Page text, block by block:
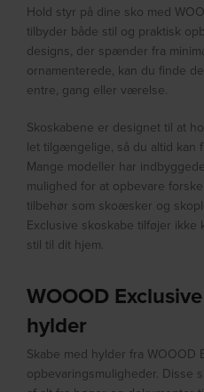
Hold styr på dine sko med
tilbyder både stil og praktisk
designs, der spænder fra
ornamenterede, kan du finde
entre, gang eller værelse.
Skoskabene er designet til at
let tilgængelige, så du altid kan
Mange modeller har
mulighed for at opbevare
tilbehør som skoæsker og
Exclusive skoskabe tilføjer ikke
stil til dit hjem.
WOOOD
hylder
Skabe med hylder fra WOOOD
opbevaringsmuligheder. Disse